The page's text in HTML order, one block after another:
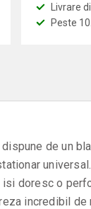
Livrare
Peste
de un
doresc o
incredibil